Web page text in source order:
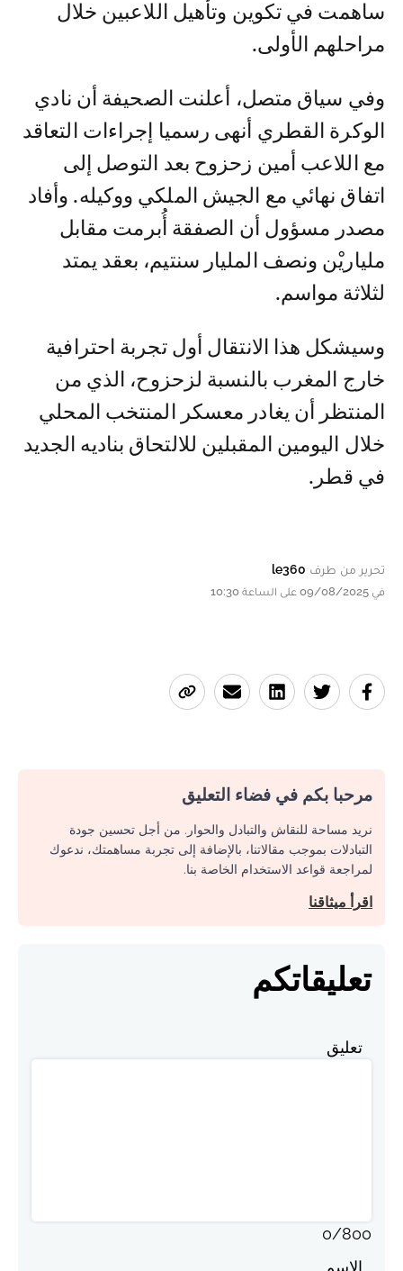
ساهمت في تكوين وتأهيل اللاعبين خلال
مراحلهم الأولى.
وفي سياق متصل، أعلنت الصحيفة أن نادي
الوكرة القطري أنهى رسميا إجراءات التعاقد
مع اللاعب أمين زحزوح بعد التوصل إلى
اتفاق نهائي مع الجيش الملكي ووكيله. وأفاد
مصدر مسؤول أن الصفقة أُبرمت مقابل
ملياريْن ونصف المليار سنتيم، بعقد يمتد
لثلاثة مواسم.
وسيشكل هذا الانتقال أول تجربة احترافية
خارج المغرب بالنسبة لزحزوح، الذي من
المنتظر أن يغادر معسكر المنتخب المحلي
خلال اليومين المقبلين للالتحاق بناديه الجديد
في قطر.
تحرير من طرف le360
في 09/08/2025 على الساعة 10:30
مرحبا بكم في فضاء التعليق
نريد مساحة للنقاش والتبادل والحوار. من أجل تحسين جودة
التبادلات بموجب مقالاتنا، بالإضافة إلى تجربة مساهمتك، ندعوك
لمراجعة قواعد الاستخدام الخاصة بنا.
اقرأ ميثاقنا
تعليقاتكم
تعليق
0/800